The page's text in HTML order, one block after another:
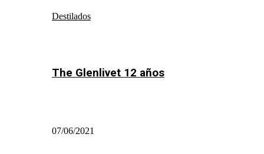
Destilados
The Glenlivet 12 años
07/06/2021